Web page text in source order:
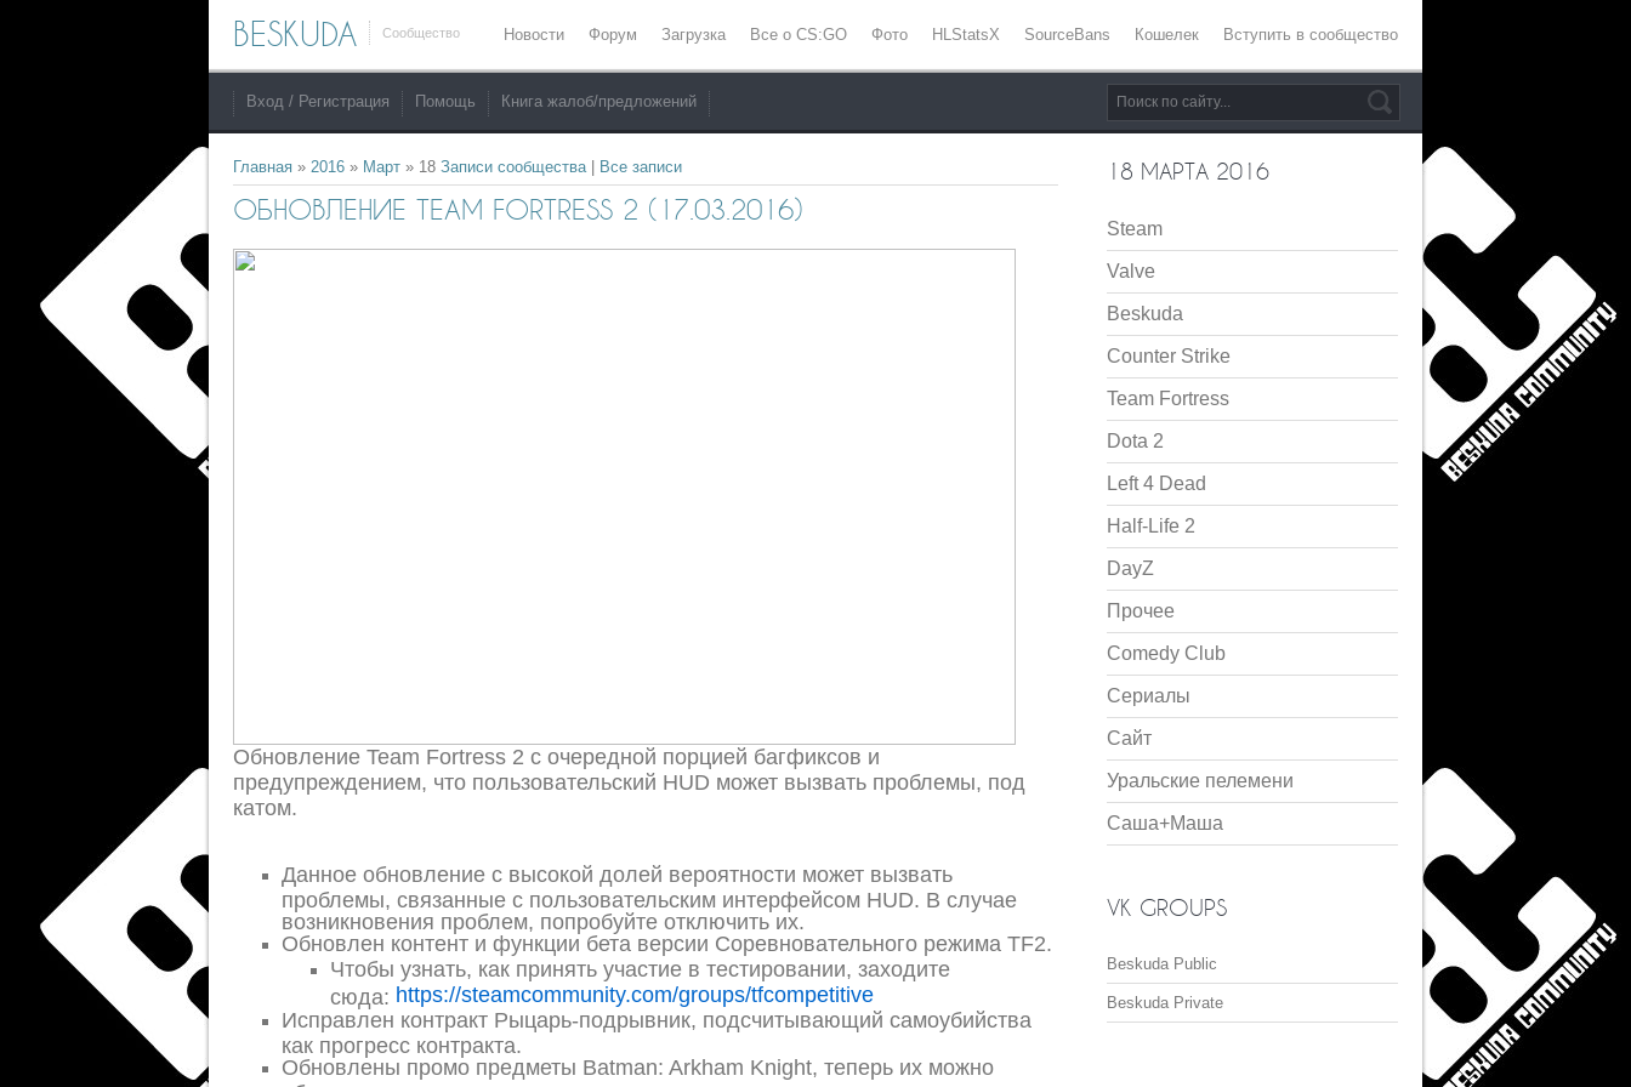
BESKUDA Сообщество Новости Форум Загрузка Все о CS:GO Фото HLStatsX SourceBans Кошелек Вступить в сообщество
Вход / Регистрация Помощь Книга жалоб/предложений
Главная » 2016 » Март » 18 Записи сообщества| Все записи
ОБНОВЛЕНИЕ TEAM FORTRESS 2 (17.03.2016)
Обновление Team Fortress 2 с очередной порцией багфиксов и
предупреждением, что пользовательский HUD может вызвать проблемы, под
катом.
Данное обновление с высокой долей вероятности может вызвать
проблемы, связанные с пользовательским интерфейсом HUD. В случае
возникновения проблем, попробуйте отключить их.
Обновлен контент и функции бета версии Соревновательного режима TF2.
Чтобы узнать, как принять участие в тестировании, заходите
сюда: https://steamcommunity.com/groups/tfcompetitive
Исправлен контракт Рыцарь-подрывник, подсчитывающий самоубийства
как прогресс контракта.
Обновлены промо предметы Batman: Arkham Knight, теперь их можно
18 МАРТА 2016
Steam
Valve
Beskuda
Counter Strike
Team Fortress
Dota 2
Left 4 Dead
Half-Life 2
DayZ
Прочее
Comedy Club
Сериалы
Сайт
Уральские пелемени
Саша+Маша
VK GROUPS
Beskuda Public
Beskuda Private